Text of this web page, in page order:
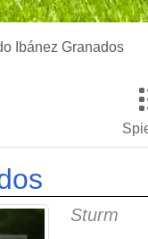
Ibánez Granados
Sturm